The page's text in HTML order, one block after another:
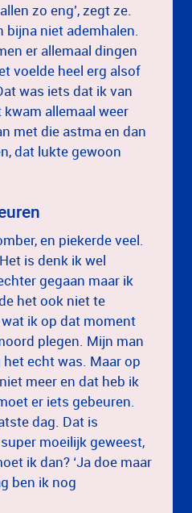
zo eng’, zegt ze.
bijna niet ademhalen.
er allemaal dingen
voelde heel erg alsof
was iets dat ik van
allemaal weer
met die astma en dan
dat lukte gewoon
en piekerde veel.
is denk ik wel
gegaan maar ik
het ook niet te
ik op dat moment
plegen. Mijn man
echt was. Maar op
meer en dat heb ik
er iets gebeuren.
dag. Dat is
moeilijk geweest,
ik dan? ‘Ja doe maar
ben ik nog